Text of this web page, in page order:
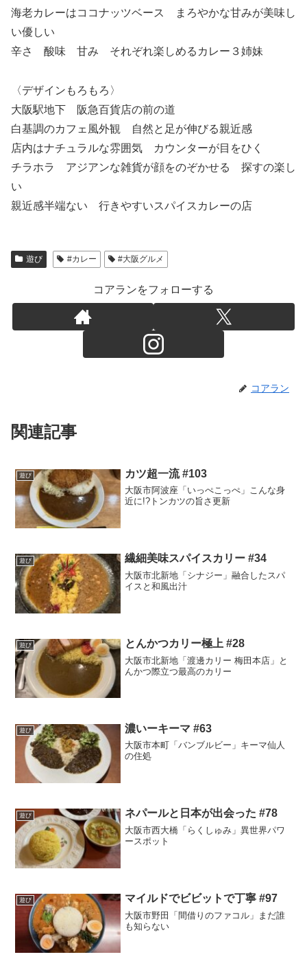
海老カレーはココナッツベース まろやかな甘みが美味し
い優しい
辛さ 酸味 甘み それぞれ楽しめるカレー３姉妹
〈デザインもろもろ〉
大阪駅地下 阪急百貨店の前の道
白基調のカフェ風外観 自然と足が伸びる親近感
店内はナチュラルな雰囲気 カウンターが目をひく
チラホラ アジアンな雑貨が顔をのぞかせる 探すの楽し
い
親近感半端ない 行きやすいスパイスカレーの店
遊び #カレー #大阪グルメ
コアランをフォローする
コアラン
関連記事
遊び カツ超一流 #103
大阪市阿波座「いっぺこっぺ」こんな身
近に!?トンカツの旨さ更新
遊び 繊細美味スパイスカリー #34
大阪市北新地「シナジー」融合したスパ
イスと和風出汁
遊び とんかつカリー極上 #28
大阪市北新地「渡邊カリー 梅田本店」と
んかつ際立つ最高のカリー
遊び 濃いーキーマ #63
大阪市本町「バンブルビー」キーマ仙人
の住処
遊び ネパールと日本が出会った #78
大阪市西大橋「らくしゅみ」異世界パワ
ースポット
遊び マイルドでビビットで丁寧 #97
大阪市野田「間借りのファコル」まだ誰
も知らない